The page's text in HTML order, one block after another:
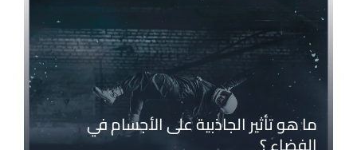
ما هو تأثير الجاذبية على الأجسام في